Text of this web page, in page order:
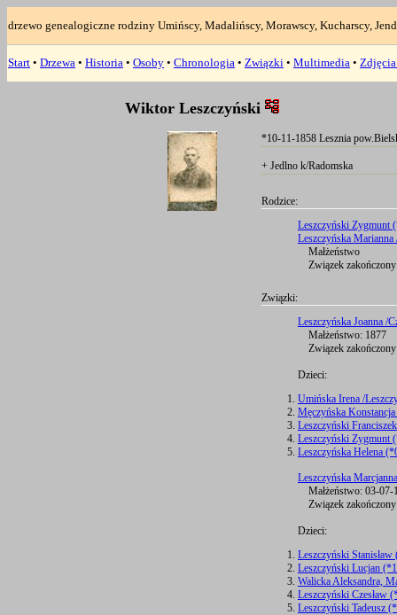
drzewo genealogiczne rodziny Umińscy, Madalińscy, Morawscy, Kucharscy,
Start • Drzewa • Historia • Osoby • Chronologia • Związki • Multimedia •
Wiktor Leszczyński
*10-11-1858 Lesznia
+ Jedlno k/Radomska
Rodzice:
Leszczyński Zygmunt
Leszczyńska
Małżeństwo
Związek
Związki:
Leszczyńska Joanna /
Małżeństwo: 1877
Związek
Dzieci:
Umińska Irena /
Męczyńska
Leszczyński
Leszczyński Zygmunt
Leszczyńska Helena
Leszczyńska
Małżeństwo: 03-07-
Związek
Dzieci:
Leszczyński
Leszczyński Lucjan
Walicka Aleksandra,
Leszczyński Czesław
Leszczyński Tadeusz